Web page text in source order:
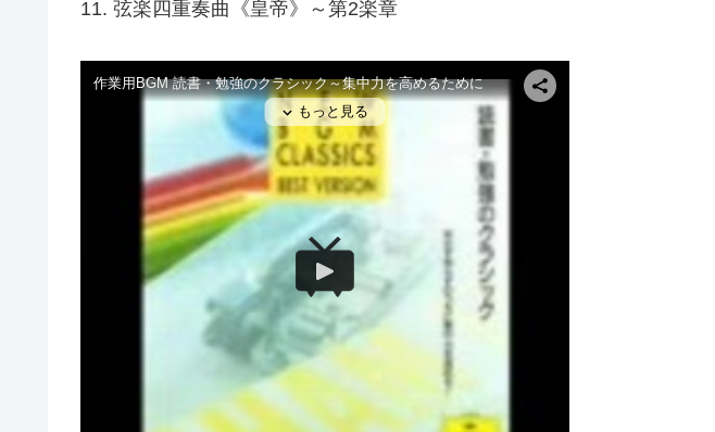
11. 弦楽四重奏曲《皇帝》～第2楽章